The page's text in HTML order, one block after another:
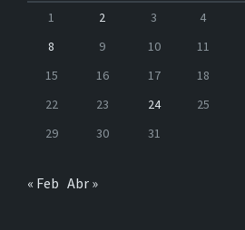
1
2 3 4
8
9 10 11
15
16 17 18
22
23 24 25
29
30 31
« Feb Abr »